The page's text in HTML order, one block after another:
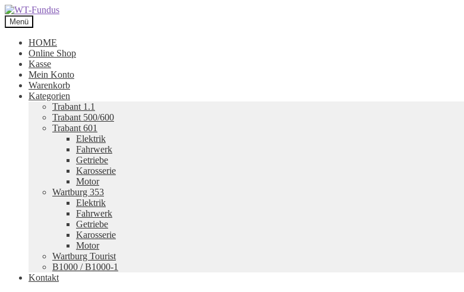
Zur
Navigation
springen
Zum
Inhalt
springen
Menü
HOME
Online Shop
Kasse
Mein Konto
Warenkorb
Kategorien
Trabant 1.1
Trabant 500/600
Trabant 601
Elektrik
Fahrwerk
Getriebe
Karosserie
Motor
Wartburg 353
Elektrik
Fahrwerk
Getriebe
Karosserie
Motor
Wartburg Tourist
B1000 / B1000-1
Kontakt